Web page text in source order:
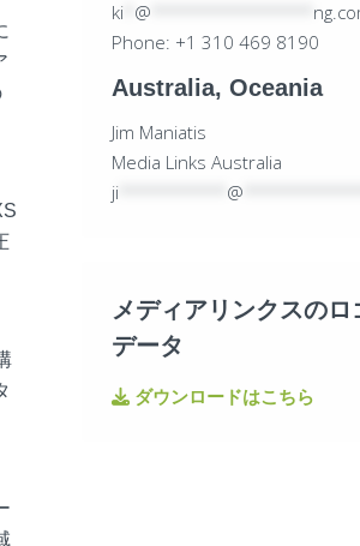
ki @
Phone: +1 310 469 8190
Australia, Oceania
Jim Maniatis
Media Links Australia
ji
@
メディアリンクスのロ
データ
ダウンロードはこちら